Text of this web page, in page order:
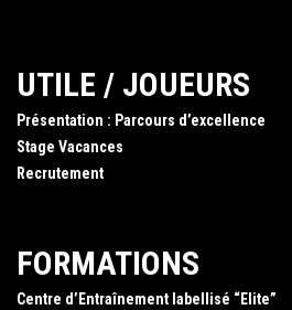
UTILE / JOUEURS
Présentation : Parcours d’excellence
Stage Vacances
Recrutement
FORMATIONS
Centre d’Entraînement labellisé “Elite”